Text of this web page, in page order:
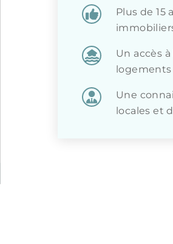
Plus de 15
Un accès
Une
locales et